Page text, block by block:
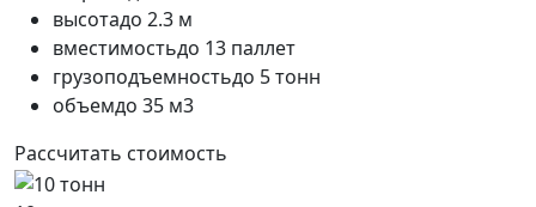
высотадо 2.3 м
вместимостьдо 13 паллет
грузоподъемностьдо 5 тонн
объемдо 35 м3
Рассчитать стоимость